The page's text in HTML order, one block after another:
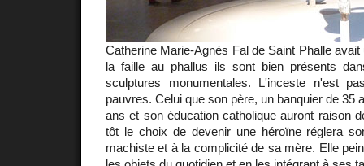
Catherine Marie-Agnès Fal de Saint Phalle
la faille au phallus ils sont bien présents
sculptures monumentales. L'inceste n'est
pauvres. Celui que son père, un banquier de 35
ans et son éducation catholique auront raison
tôt le choix de devenir une héroïne réglera
machiste et à la complicité de sa mère. Elle